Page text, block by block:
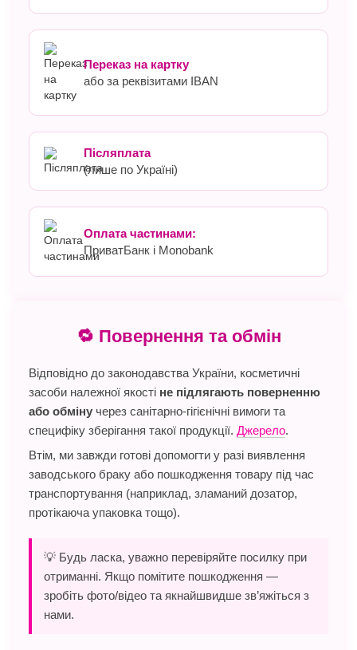
Переказ на картку
або за реквізитами IBAN
Післяплата
(лише по Україні)
Оплата частинами:
ПриватБанк і Monobank
🔁 Повернення та обмін
Відповідно до законодавства України, косметичні
засоби належної якості не підлягають поверненню
або обміну через санітарно-гігієнічні вимоги та
специфіку зберігання такої продукції. Джерело.
Втім, ми завжди готові допомогти у разі виявлення
заводського браку або пошкодження товару під час
транспортування (наприклад, зламаний дозатор,
протікаюча упаковка тощо).
💡 Будь ласка, уважно перевіряйте посилку при
отриманні. Якщо помітите пошкодження —
зробіть фото/відео та якнайшвидше зв’яжіться з
нами.